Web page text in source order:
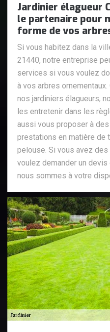
Jardinier élagueur
le partenaire pour
forme de vos
Si vous habitez dans la
21440, notre entreprise
services si vous voulez
à vos arbres
nos jardiniers élagueurs,
les entretenir dans les
aussi vous proposer à
prestations en matière de
pelouse. Si vous avez
voulez demander un
nous sommes à votre